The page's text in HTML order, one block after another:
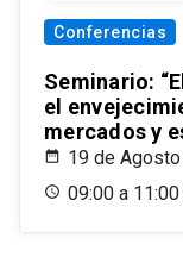
Conferencias
Seminario:
el
mercados y
19 de
09:00 a